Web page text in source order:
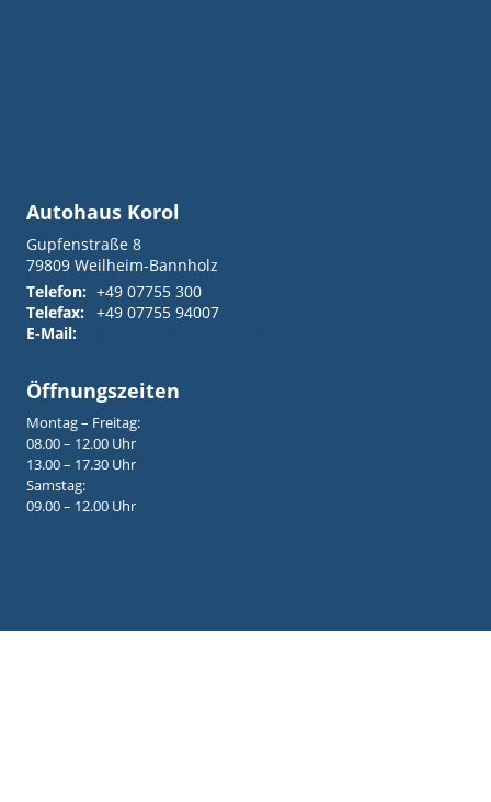
Autohaus Korol
Gupfenstraße 8
79809 Weilheim-Bannholz
Telefon: +49 07755 300
Telefax: +49 07755 94007
E-Mail:
Öffnungszeiten
Montag – Freitag:
08.00 – 12.00 Uhr
13.00 – 17.30 Uhr
Samstag:
09.00 – 12.00 Uhr